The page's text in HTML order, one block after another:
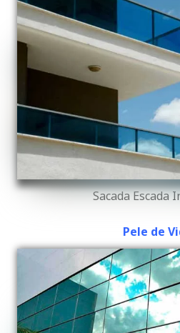
Sacada Escada
Pele de